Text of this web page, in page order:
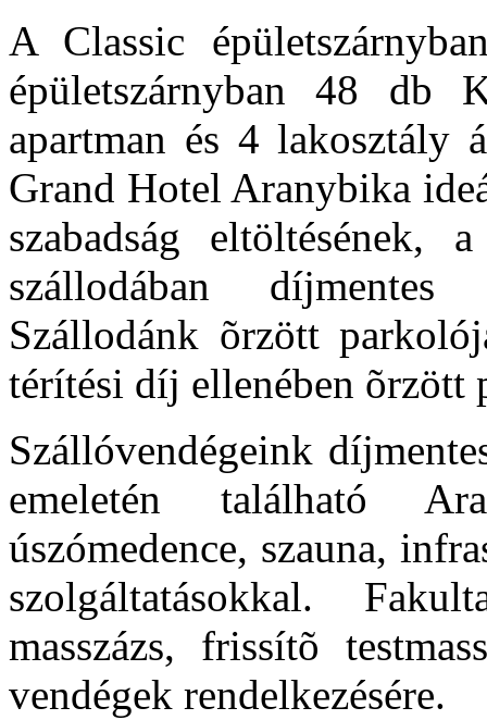
A Classic
épületszárnyban 48 db
apartman és 4 lakosztály
Grand Hotel Aranybika
szabadság eltöltésének,
szállodában
Szállodánk õrzött
térítési díj ellenében õrzött
Szállóvendégeink
emeletén található
úszómedence, szauna,
szolgáltatásokkal.
masszázs, frissítõ
vendégek rendelkezésére.